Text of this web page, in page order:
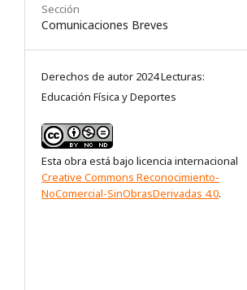
Sección
Comunicaciones Breves
Derechos de autor 2024 Lecturas:
Educación Física y Deportes
Esta obra está bajo licencia internacional
Creative Commons Reconocimiento-
NoComercial-SinObrasDerivadas 4.0.